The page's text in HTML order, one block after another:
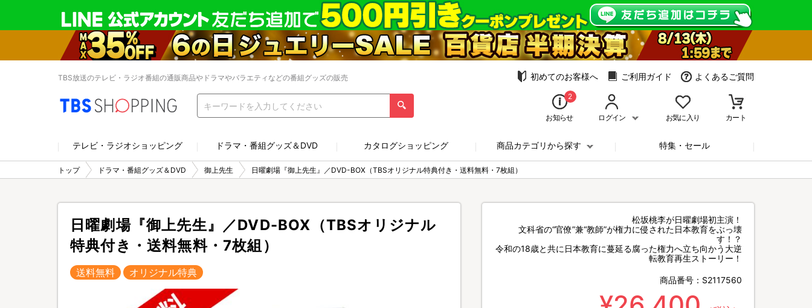
TBS放送のテレビ・ラジオ番組の通販商品やドラマやバラエティなどの番組グッズの販売 初めてのお客様へ ご利用ガイド よくあるご質問
2
お知らせ ログイン お気に入り カート
テレビ・ラジオショッピング ドラマ・番組グッズ＆DVD カタログショッピング 商品カテゴリから探す 特集・セール
トップ ドラマ・番組グッズ＆DVD 御上先生 日曜劇場『御上先生』／DVD-BOX（TBSオリジナル特典付き・送料無料・7枚組）
日曜劇場『御上先生』／DVD-BOX（TBSオリジナル
特典付き・送料無料・7枚組）
送料無料 オリジナル特典
松坂桃李が日曜劇場初主演！
文科省の“官僚”兼“教師”が権力に侵された日本教育をぶっ壊
す！？
令和の18歳と共に日本教育に蔓延る腐った権力へ立ち向かう大逆
転教育再生ストーリー！
商品番号： S2117560